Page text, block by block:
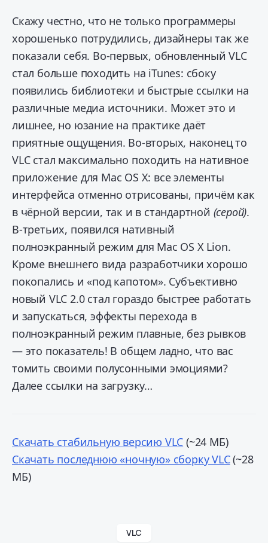
Скажу честно, что не только программеры
хорошенько потрудились, дизайнеры так же
показали себя. Во-первых, обновленный VLC
стал больше походить на iTunes: сбоку
появились библиотеки и быстрые ссылки на
различные медиа источники. Может это и
лишнее, но юзание на практике даёт
приятные ощущения. Во-вторых, наконец то
VLC стал максимально походить на нативное
приложение для Mac OS X: все элементы
интерфейса отменно отрисованы, причём как
в чёрной версии, так и в стандартной (серой).
В-третьих, появился нативный
полноэкранный режим для Mac OS X Lion.
Кроме внешнего вида разработчики хорошо
покопались и «под капотом». Субъективно
новый VLC 2.0 стал гораздо быстрее работать
и запускаться, эффекты перехода в
полноэкранный режим плавные, без рывков
— это показатель! В общем ладно, что вас
томить своими полусонными эмоциями?
Далее ссылки на загрузку…
Скачать стабильную версию VLC (~24 МБ)
Скачать последнюю «ночную» сборку VLC(~28
МБ)
VLC